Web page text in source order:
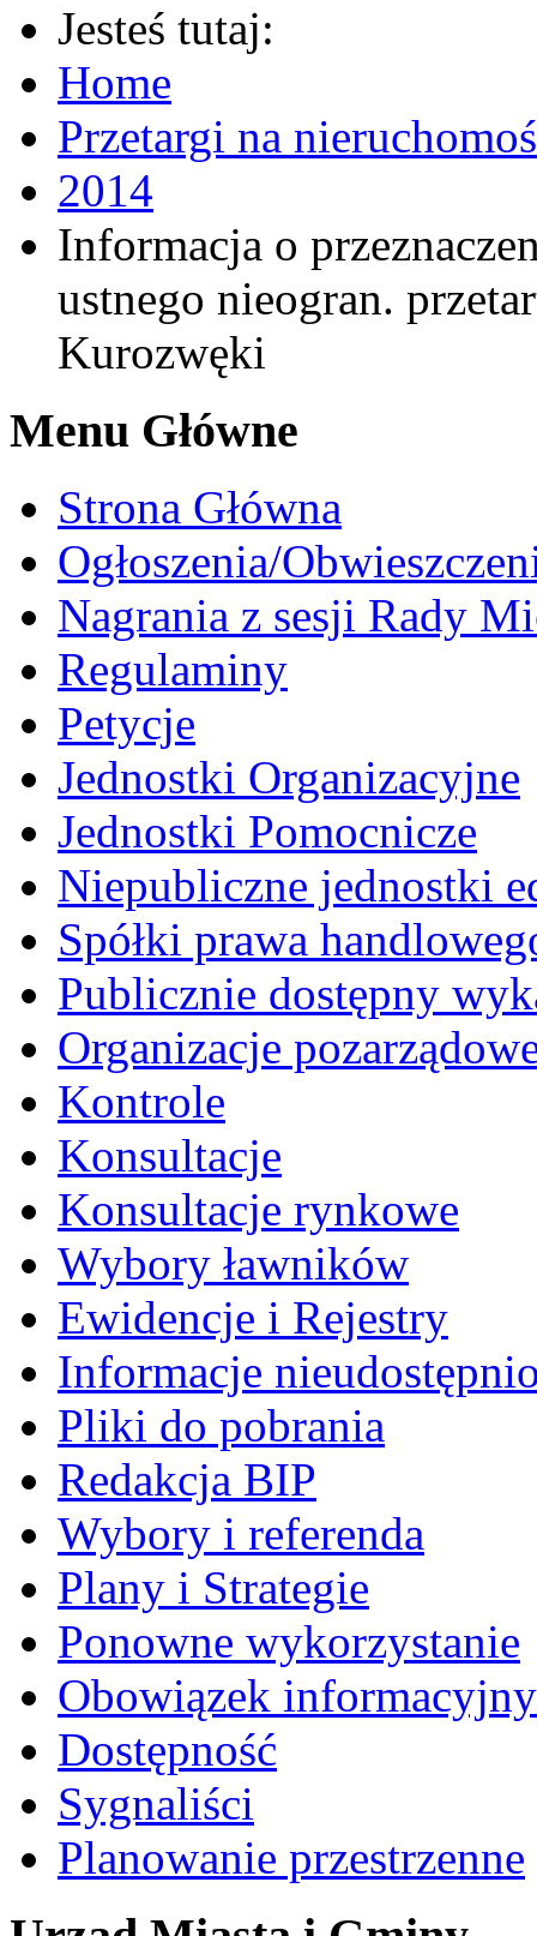
Jesteś tutaj:
Home
Przetargi na
2014
Informacja o
ustnego nieogran.
Kurozwęki
Menu Główne
Strona Główna
Ogłoszenia/
Nagrania z sesji Rady
Regulaminy
Petycje
Jednostki Organizacyjne
Jednostki Pomocnicze
Niepubliczne jednostki
Spółki prawa
Publicznie dostępny
Organizacje
Kontrole
Konsultacje
Konsultacje rynkowe
Wybory ławników
Ewidencje i Rejestry
Informacje
Pliki do pobrania
Redakcja BIP
Wybory i referenda
Plany i Strategie
Ponowne wykorzystanie
Obowiązek informacyjny
Dostępność
Sygnaliści
Planowanie przestrzenne